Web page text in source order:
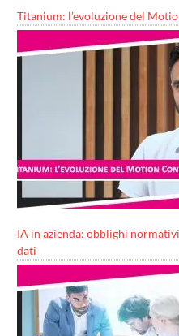
Titanium: l’evoluzione del
IA in azienda: obblighi
dati